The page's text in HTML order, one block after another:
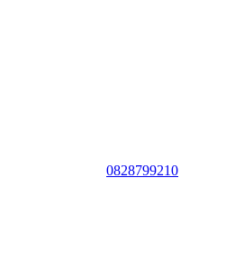
0828799210